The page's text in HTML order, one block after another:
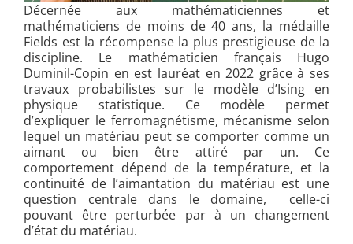
Décernée aux mathématiciennes et
mathématiciens de moins de 40 ans, la médaille
Fields est la récompense la plus prestigieuse de la
discipline. Le mathématicien français Hugo
Duminil-Copin en est lauréat en 2022 grâce à ses
travaux probabilistes sur le modèle d’Ising en
physique statistique. Ce modèle permet
d’expliquer le ferromagnétisme, mécanisme selon
lequel un matériau peut se comporter comme un
aimant ou bien être attiré par un. Ce
comportement dépend de la température, et la
continuité de l’aimantation du matériau est une
question centrale dans le domaine, celle-ci
pouvant être perturbée par à un changement
d’état du matériau.